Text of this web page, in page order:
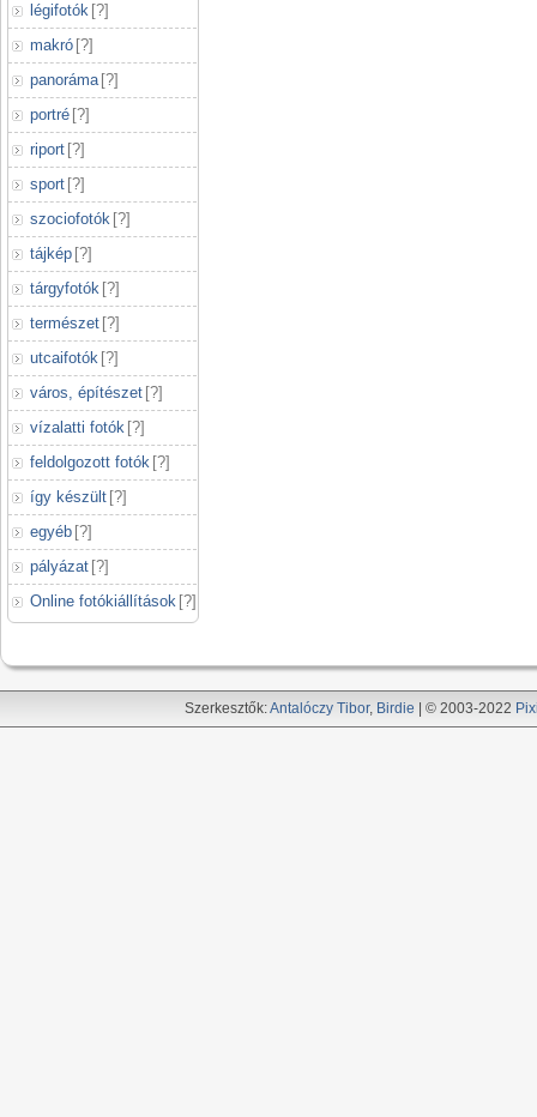
légifotók [?]
makró [?]
panoráma [?]
portré [?]
riport [?]
sport [?]
szociofotók [?]
tájkép [?]
tárgyfotók [?]
természet [?]
utcaifotók [?]
város, építészet [?]
vízalatti fotók [?]
feldolgozott fotók [?]
így készült [?]
egyéb [?]
pályázat [?]
Online fotókiállítások [?]
Szerkesztők:Antalóczy Tibor, Birdie | © 2003-2022